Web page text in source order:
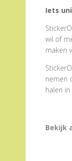
Iets
wil of
maken
nemen
halen
Bekijk